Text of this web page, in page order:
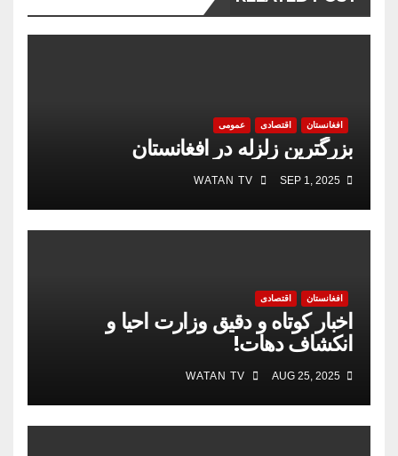
افغانستان اقتصادی عمومی
بزرگترین زلزله در افغانستان
افغانستان اقتصادی
اخبار کوتاه و دقیق وزارت احیا و
انکشاف دهات!